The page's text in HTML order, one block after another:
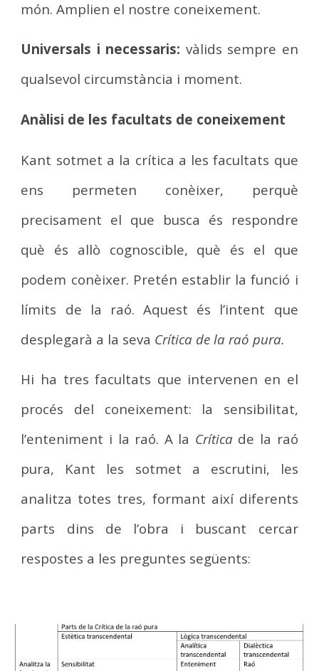
món. Amplien el nostre coneixement.
Universals i necessaris: vàlids sempre en
qualsevol circumstància i moment.
Anàlisi de les facultats de coneixement
Kant sotmet a la crítica a les facultats que
ens permeten conèixer, perquè
precisament el que busca és respondre
què és allò cognoscible, què és el que
podem conèixer. Pretén establir la funció i
límits de la raó. Aquest és l’intent que
desplegarà a la seva Crítica de la raó pura.
Hi ha tres facultats que intervenen en el
procés del coneixement: la sensibilitat,
l’enteniment i la raó. A la Crítica de la raó
pura, Kant les sotmet a escrutini, les
analitza totes tres, formant així diferents
parts dins de l’obra i buscant cercar
respostes a les preguntes següents: